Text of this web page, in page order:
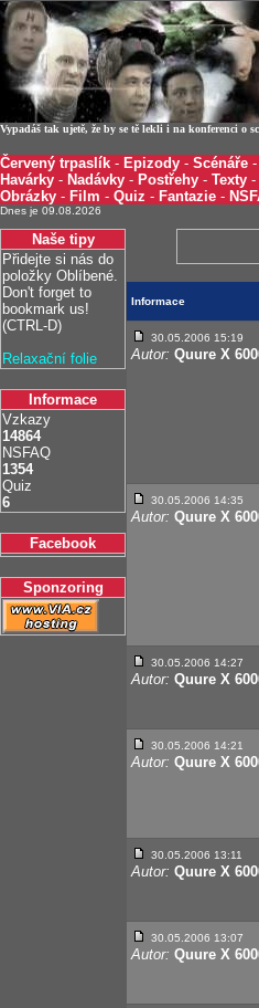
Vypadáš tak ujetě, že by se tě lekli i na konferenci o
Červený trpaslík - Epizody - Scénáře -
Havárky - Nadávky - Postřehy - Texty -
Obrázky - Film - Quiz - Fantazie -
Dnes je 09.08.2026
Naše tipy
Přidejte si nás do
položky Oblíbené.
Don't forget to
bookmark us!
(CTRL-D)
Relaxační folie
Informace
Vzkazy
14864
NSFAQ
1354
Quiz
6
Facebook
Sponzoring
Informace
30.05.2006 15:19
Autor: Quure X
30.05.2006 14:35
Autor: Quure X
30.05.2006 14:27
Autor: Quure X
30.05.2006 14:21
Autor: Quure X
30.05.2006 13:11
Autor: Quure X
30.05.2006 13:07
Autor: Quure X